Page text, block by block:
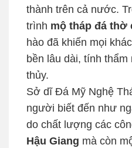
thành trên cả nước.
trình mộ tháp đá thờ
hào đã khiến mọi
bền lâu dài, tính
thủy.
Sở dĩ Đá Mỹ Nghệ
người biết đến như
do chất lượng các
Hậu Giang mà còn